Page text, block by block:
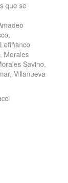
que se
Morales
Savino,
Villanueva